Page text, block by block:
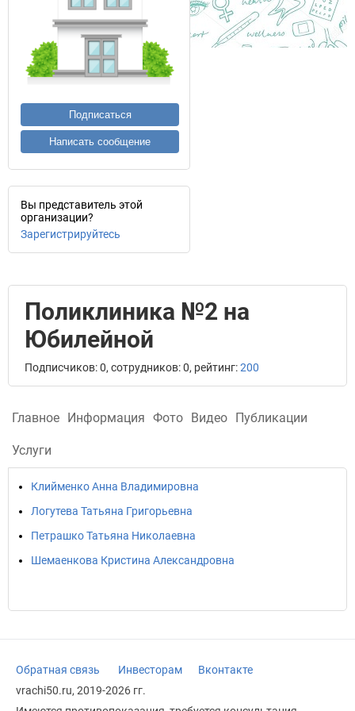
Подписаться
Написать сообщение
Вы представитель этой
организации?
Зарегистрируйтесь
Поликлиника №2 на
Юбилейной
Подписчиков: 0, сотрудников: 0, рейтинг:200
Главное Информация Фото Видео Публикации
Услуги
Клийменко Анна Владимировна
Логутева Татьяна Григорьевна
Петрашко Татьяна Николаевна
Шемаенкова Кристина Александровна
Обратная связь Инвесторам
Вконтакте
vrachi50.ru, 2019-2026 гг.